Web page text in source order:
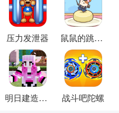
压力发泄器 鼠鼠的跳跃冒险
明日建造大师 战斗吧陀螺